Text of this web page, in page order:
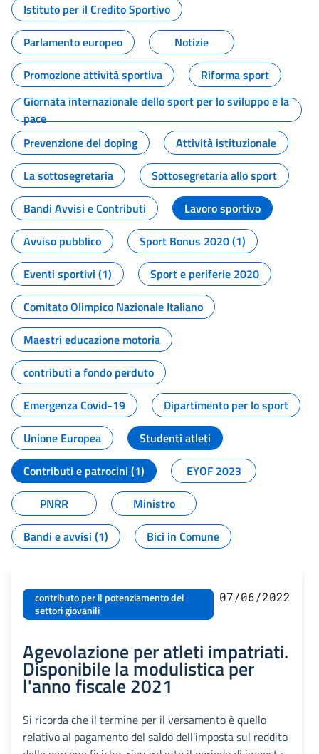
Istituto per il Credito Sportivo
Parlamento europeo
Notizie
Promozione attività sportiva
Riforma sport
Giornata internazionale dello sport per lo sviluppo e la
pace
Prevenzione del doping
Attività istituzionale
La sottosegretaria
Sottosegretaria allo sport
Bandi Avvisi e Contributi
Lavoro sportivo
Avviso pubblico
Sport Bonus 2020 (1)
Eventi sportivi (1)
Sport e periferie 2020
Comitato Olimpico Nazionale Italiano
Maestri educazione motoria
contributi a fondo perduto
Emergenza Covid-19
Dipartimento per lo sport
Unione Europea
Studenti atleti
Contributi e patrocini (1)
EYOF 2023
PNRR
Ministro
Bandi e avvisi (1)
Bici in Comune
contributo per il potenziamento dei
settori giovanili
07/06/2022
Agevolazione per atleti impatriati.
Disponibile la modulistica per
l'anno fiscale 2021
Si ricorda che il termine per il versamento è quello
relativo al pagamento del saldo dell’imposta sul reddito